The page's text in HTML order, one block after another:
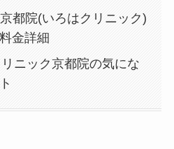
都院(いろはクリニック)
金詳細
リニック京都院の気にな